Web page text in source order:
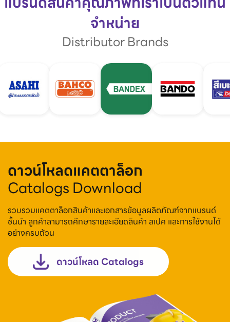
จำหน่าย
Distributor Brands
ดาวน์โหลดแคตตาล็อก
Catalogs Download
รวบรวมแคตตาล็อกสินค้าและเอกสารข้อมูลผลิตภัณฑ์จากแบรนด์
ชั้นนำ ลูกค้าสามารถศึกษารายละเอียดสินค้า สเปค และการใช้งานได้
อย่างครบถ้วน
ดาวน์โหลด Catalogs